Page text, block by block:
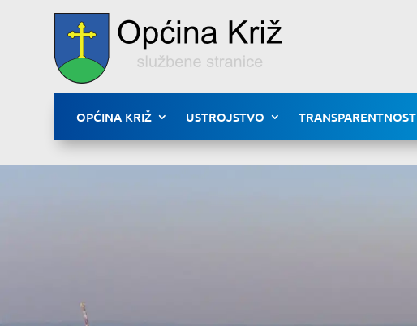
OPĆINA KRIŽ USTROJSTVO TRANSPARENTNOST